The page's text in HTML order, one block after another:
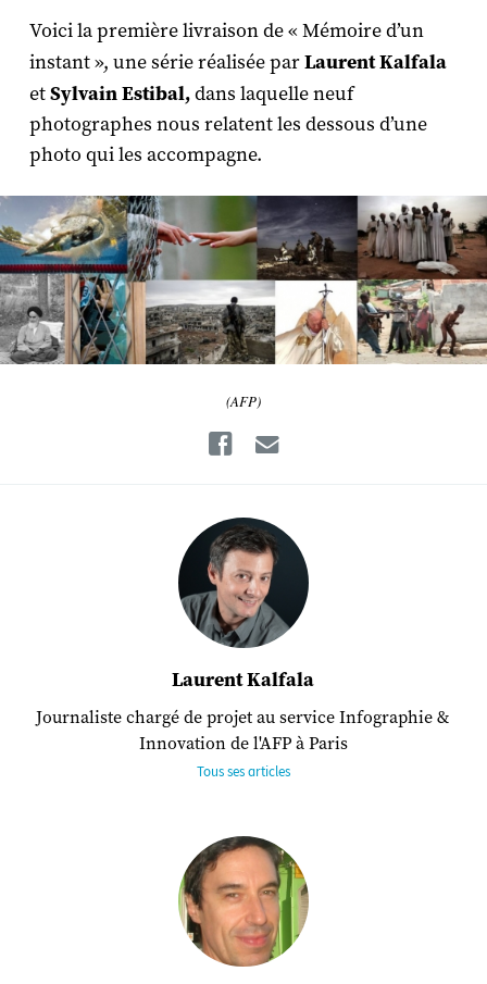
Voici la première livraison de « Mémoire d’un
instant », une série réalisée parLaurent Kalfala
etSylvain Estibal,dans laquelle neuf
photographes nous relatent les dessous d’une
photo qui les accompagne.
(AFP)
Facebook
Laurent Kalfala
Journaliste chargé de projet au service Infographie &
Innovation de l'AFP à Paris
Tous ses articles